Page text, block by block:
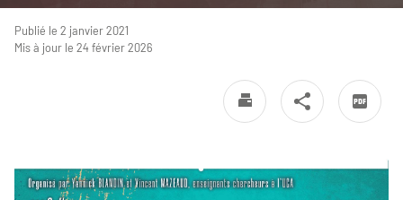
Publié le 2 janvier 2021
Mis à jour le 24 février 2026